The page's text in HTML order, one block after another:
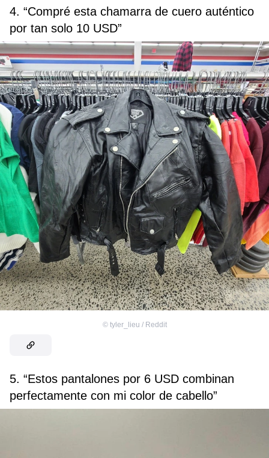
4. “Compré esta chamarra de cuero auténtico
por tan solo 10 USD”
© tyler_lieu / Reddit
5. “Estos pantalones por 6 USD combinan
perfectamente con mi color de cabello”